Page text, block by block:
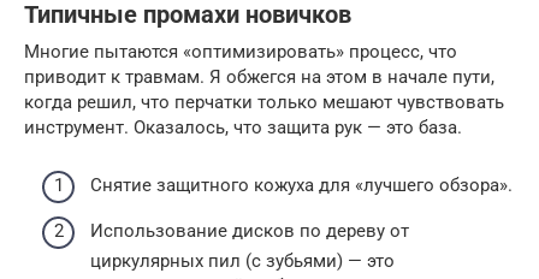
Типичные промахи новичков
Многие пытаются «оптимизировать» процесс, что
приводит к травмам. Я обжегся на этом в начале пути,
когда решил, что перчатки только мешают чувствовать
инструмент. Оказалось, что защита рук — это база.
Снятие защитного кожуха для «лучшего обзора».
Использование дисков по дереву от
циркулярных пил (с зубьями) — это